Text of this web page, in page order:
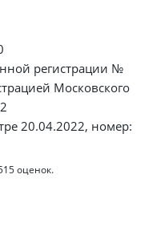
регистрации №
Московского
20.04.2022, номер:
оценок.